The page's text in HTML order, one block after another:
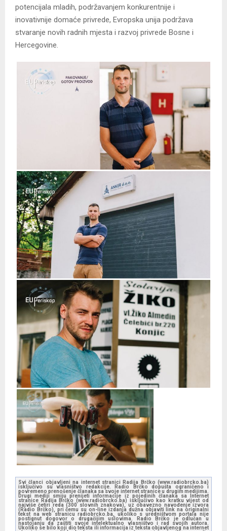
potencijala mladih, podržavanjem konkurentnije i
inovativnije domaće privrede, Evropska unija podržava
stvaranje novih radnih mjesta i razvoj privrede Bosne i
Hercegovine.
Svi članci objavljeni na internet stranici Radija Brčko (www.radiobrcko.ba)
isključivo su vlasništvo redakcije. Radio Brčko dopušta ograničeno i
povremeno prenošenje članaka sa svoje internet stranice u drugim medijima.
Drugi mediji smiju prenijeti informacije iz pojedinih članaka sa Internet
stranice Radija Brčko (www.radiobrcko.ba) isključivo kao kratku vijest od
najviše četiri reda (300 slovnih znakova), uz obavezno navođenje izvora
(Radio Brčko), pri čemu su on-line izdanja dužna objaviti link na originalni
tekst na web stranicu radiobrcko.ba, ukoliko s uredništvom portala nije
postignut dogovor o drugačijim uslovima. Radio Brčko je odlučan u
nastojanju da zaštiti svoje intelektualno vlasništvo i rad svojih autora.
Ukoliko se bilo koji dio teksta ili informacija iz teksta objavljenog na internet